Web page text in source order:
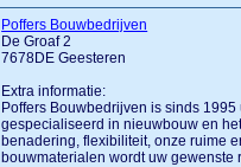
Poffers Bouwbedrijven
De Groaf 2
7678DE Geesteren
Extra informatie:
Poffers Bouwbedrijven is sinds
gespecialiseerd in nieuwbouw en
benadering, flexibiliteit, onze ruime
bouwmaterialen wordt uw gewenste